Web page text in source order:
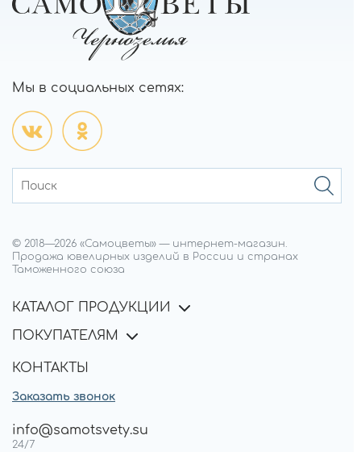
Мы в социальных сетях:
© 2018—2026 «Самоцветы» — интернет-магазин.
Продажа ювелирных изделий в России и странах
Таможенного союза
КАТАЛОГ ПРОДУКЦИИ
ПОКУПАТЕЛЯМ
КОНТАКТЫ
Заказать звонок
info@samotsvety.su
24/7